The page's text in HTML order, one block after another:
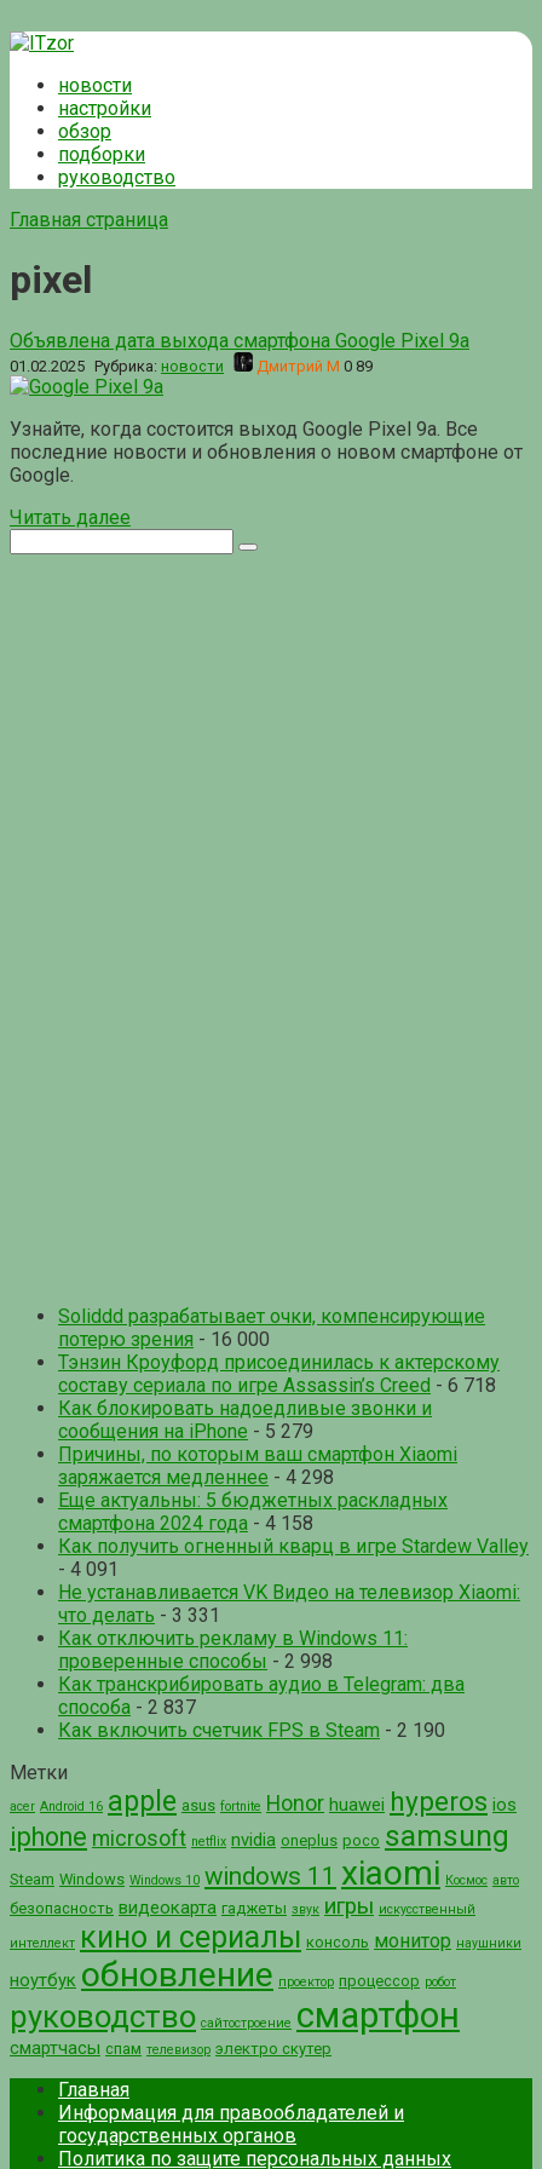
Перейти
контентуновости
настройки
обзор
подборки
руководство
Главная страница
pixel
Объявлена дата выхода смартфона Google Pixel 9a
01.02.2025 Рубрика: новости Дмитрий М 0 89
Узнайте, когда состоится выход Google Pixel 9a. Все
последние новости и обновления о новом смартфоне от
Google.
Читать далее
Soliddd разрабатывает очки, компенсирующие
потерю зрения - 16 000
Тэнзин Кроуфорд присоединилась к актерскому
составу сериала по игре Assassin’s Creed - 6 718
Как блокировать надоедливые звонки и
сообщения на iPhone - 5 279
Причины, по которым ваш смартфон Xiaomi
заряжается медленнее - 4 298
Еще актуальны: 5 бюджетных раскладных
смартфона 2024 года - 4 158
Как получить огненный кварц в игре Stardew Valley
- 4 091
Не устанавливается VK Видео на телевизор Xiaomi:
что делать - 3 331
Как отключить рекламу в Windows 11:
проверенные способы - 2 998
Как транскрибировать аудио в Telegram: два
способа - 2 837
Как включить счетчик FPS в Steam - 2 190
Метки
acer Android 16 apple asus fortnite Honor huawei hyperos ios
iphone microsoft netflix nvidia oneplus poco samsung
Steam Windows Windows 10 windows 11 xiaomi Космос авто
безопасность видеокарта гаджеты звук игры искусственный
интеллект кино и сериалы консоль монитор наушники
ноутбук обновление проектор процессор робот
руководство сайтостроение смартфон
смартчасы спам телевизор электро скутер
Главная
Информация для правообладателей и
государственных органов
Политика по защите персональных данных